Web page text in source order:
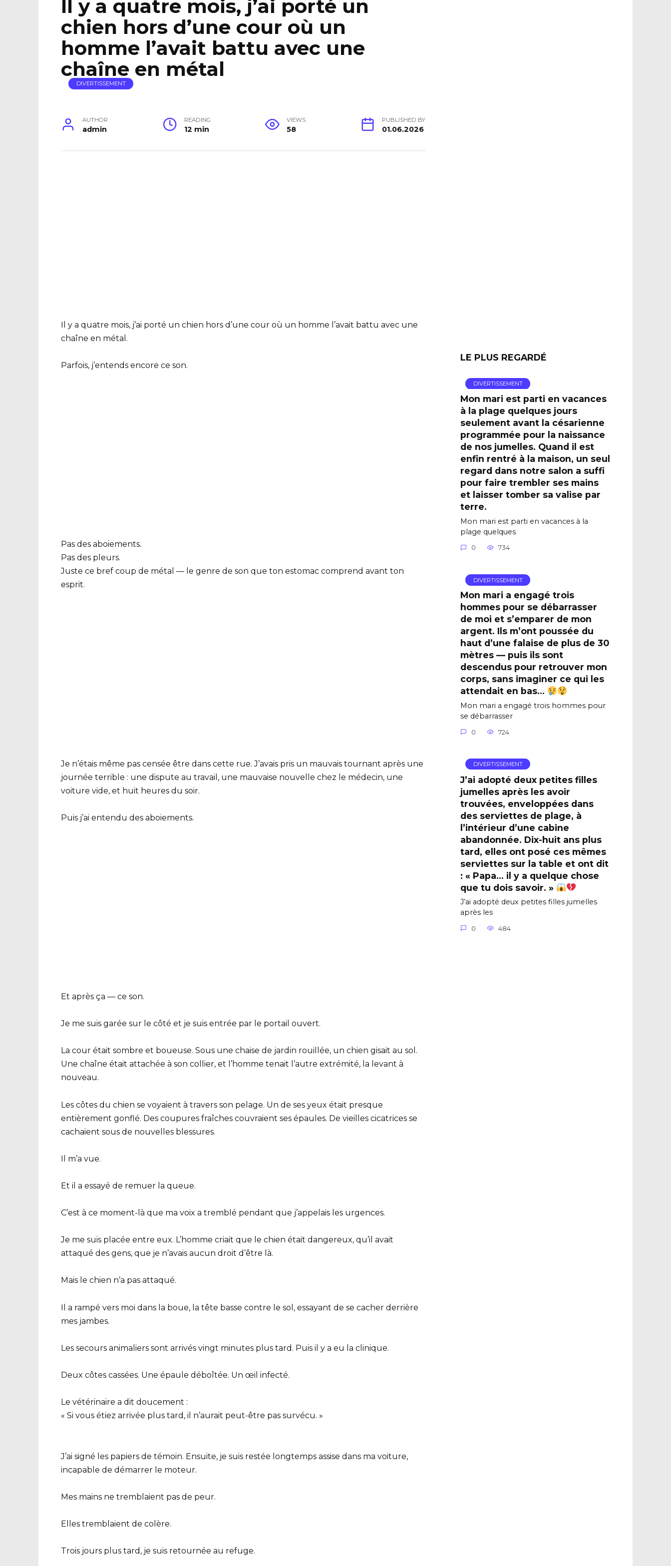
Il y a quatre mois, j’ai porté un
chien hors d’une cour où un
homme l’avait battu avec une
chaîne en métal
DIVERTISSEMENT
AUTHOR
admin
READING
12 min
VIEWS
58
PUBLISHED BY
01.06.2026
Il y a quatre mois, j’ai porté un chien hors d’une cour où un homme l’avait battu avec une
chaîne en métal.
Parfois, j’entends encore ce son.
Pas des aboiements.
Pas des pleurs.
Juste ce bref coup de métal — le genre de son que ton estomac comprend avant ton
esprit.
Je n’étais même pas censée être dans cette rue. J’avais pris un mauvais tournant après une
journée terrible : une dispute au travail, une mauvaise nouvelle chez le médecin, une
voiture vide, et huit heures du soir.
Puis j’ai entendu des aboiements.
Et après ça — ce son.
Je me suis garée sur le côté et je suis entrée par le portail ouvert.
La cour était sombre et boueuse. Sous une chaise de jardin rouillée, un chien gisait au sol.
Une chaîne était attachée à son collier, et l’homme tenait l’autre extrémité, la levant à
nouveau.
Les côtes du chien se voyaient à travers son pelage. Un de ses yeux était presque
entièrement gonflé. Des coupures fraîches couvraient ses épaules. De vieilles cicatrices se
cachaient sous de nouvelles blessures.
Il m’a vue.
Et il a essayé de remuer la queue.
C’est à ce moment-là que ma voix a tremblé pendant que j’appelais les urgences.
Je me suis placée entre eux. L’homme criait que le chien était dangereux, qu’il avait
attaqué des gens, que je n’avais aucun droit d’être là.
Mais le chien n’a pas attaqué.
Il a rampé vers moi dans la boue, la tête basse contre le sol, essayant de se cacher derrière
mes jambes.
Les secours animaliers sont arrivés vingt minutes plus tard. Puis il y a eu la clinique.
Deux côtes cassées. Une épaule déboîtée. Un œil infecté.
Le vétérinaire a dit doucement :
« Si vous étiez arrivée plus tard, il n’aurait peut-être pas survécu. »
J’ai signé les papiers de témoin. Ensuite, je suis restée longtemps assise dans ma voiture,
incapable de démarrer le moteur.
Mes mains ne tremblaient pas de peur.
Elles tremblaient de colère.
Trois jours plus tard, je suis retournée au refuge.
LE PLUS REGARDÉ
DIVERTISSEMENT
Mon mari est parti en vacances
à la plage quelques jours
seulement avant la césarienne
programmée pour la naissance
de nos jumelles. Quand il est
enfin rentré à la maison, un seul
regard dans notre salon a suffi
pour faire trembler ses mains
et laisser tomber sa valise par
terre.
Mon mari est parti en vacances à la
plage quelques
0 734
DIVERTISSEMENT
Mon mari a engagé trois
hommes pour se débarrasser
de moi et s’emparer de mon
argent. Ils m’ont poussée du
haut d’une falaise de plus de 30
mètres — puis ils sont
descendus pour retrouver mon
corps, sans imaginer ce qui les
attendait en bas…
Mon mari a engagé trois hommes pour
se débarrasser
0 724
DIVERTISSEMENT
J’ai adopté deux petites filles
jumelles après les avoir
trouvées, enveloppées dans
des serviettes de plage, à
l’intérieur d’une cabine
abandonnée. Dix-huit ans plus
tard, elles ont posé ces mêmes
serviettes sur la table et ont dit
: « Papa… il y a quelque chose
que tu dois savoir. »
J’ai adopté deux petites filles jumelles
après les
0 484